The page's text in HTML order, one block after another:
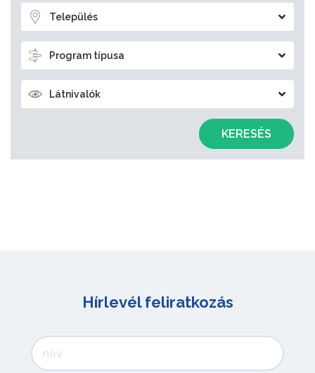
Település
Program típusa
Látnivalók
KERESÉS
Hírlevél feliratkozás